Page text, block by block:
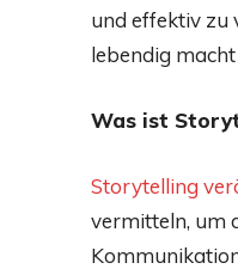
und effektiv zu
lebendig
Was ist
Storytelling
vermitteln, um